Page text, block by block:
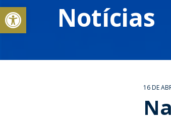
Abrir a barra de ferramentasNotícias
16 DE